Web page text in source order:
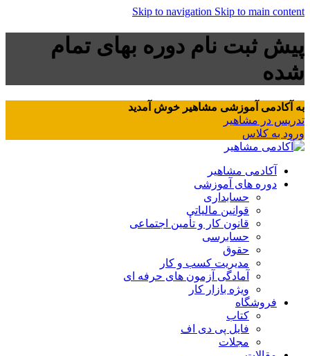
Skip to navigation Skip to main content
پیش ثبت نام دوره بهای تمام
شده
به آکادمی آموزشی مشاهیر خوش آمدید
تدریس در مشاهیر
ورود به کلاس
آکادمی مشاهیر
دوره های آموزشی
حسابداری
قوانین مالیاتی
قانون کار و تأمین اجتماعی
حسابرسی
حقوق
مدیریت کسب و کار
آمادگی آزمون های حرفه ای
ویژه بازار کار
فروشگاه
کتاب
فایل پی دی اف
مجلات